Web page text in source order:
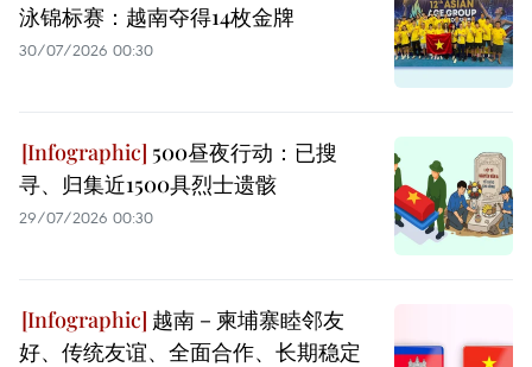
泳锦标赛：越南夺得14枚金牌
30/07/2026 00:30
500昼夜行动：已搜
寻、归集近1500具烈士遗骸
29/07/2026 00:30
越南－柬埔寨睦邻友
好、传统友谊、全面合作、长期稳定